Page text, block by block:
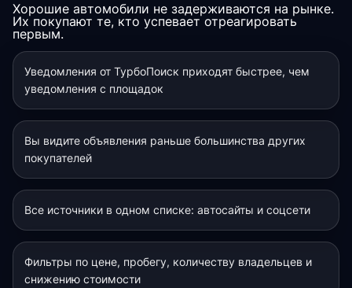
Хорошие автомобили не задерживаются на рынке.
Их покупают те, кто успевает отреагировать
первым.
Уведомления от ТурбоПоиск приходят быстрее, чем
уведомления с площадок
Вы видите объявления раньше большинства других
покупателей
Все источники в одном списке: автосайты и соцсети
Фильтры по цене, пробегу, количеству владельцев и
снижению стоимости